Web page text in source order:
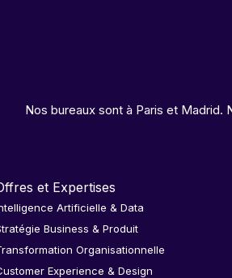
Nos bureaux sont à Paris et Madrid.
et Expertises
Artificielle & Data
Business & Produit
Organisationnelle
Experience & Design